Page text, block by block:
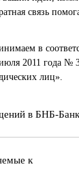
связь
в
2011 года №
лиц».
в БНБ-Банк
к